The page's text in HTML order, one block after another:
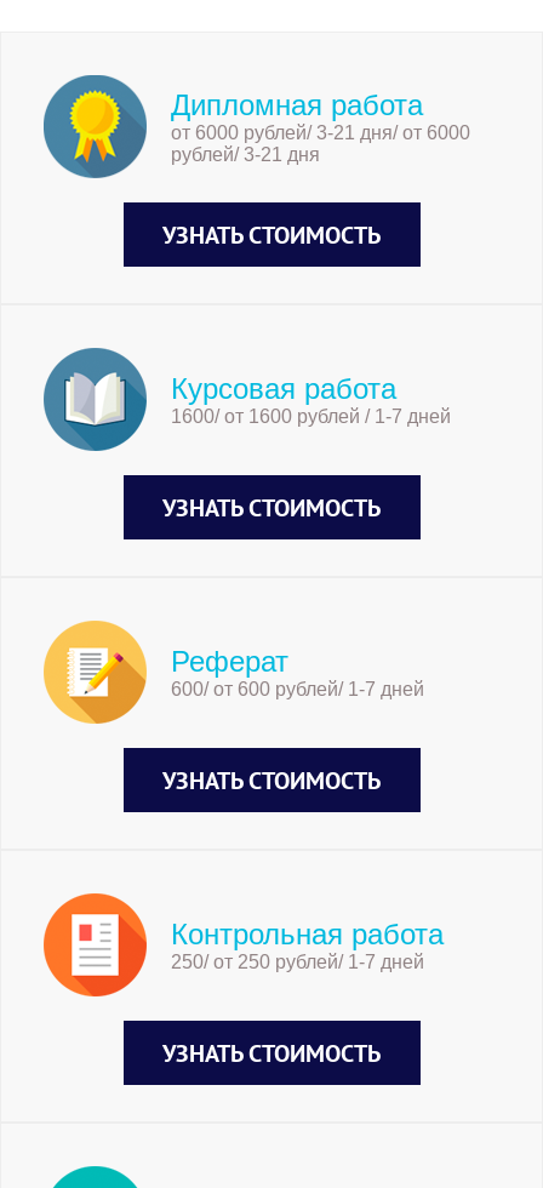
Дипломная работа
от 6000 рублей/ 3-21 дня/ от 6000
рублей/ 3-21 дня
УЗНАТЬ СТОИМОСТЬ
Курсовая работа
1600/ от 1600 рублей / 1-7 дней
УЗНАТЬ СТОИМОСТЬ
Реферат
600/ от 600 рублей/ 1-7 дней
УЗНАТЬ СТОИМОСТЬ
Контрольная работа
250/ от 250 рублей/ 1-7 дней
УЗНАТЬ СТОИМОСТЬ